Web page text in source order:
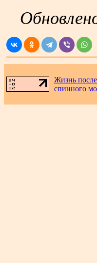
Жизнь
спинного